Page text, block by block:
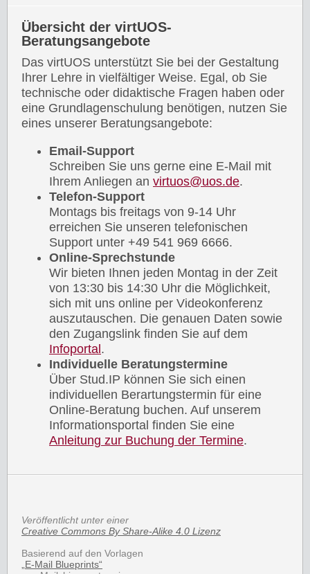
Übersicht der virtUOS-
Beratungsangebote
Das virtUOS unterstützt Sie bei der Gestaltung
Ihrer Lehre in vielfältiger Weise. Egal, ob Sie
technische oder didaktische Fragen haben oder
eine Grundlagenschulung benötigen, nutzen Sie
eines unserer Beratungsangebote:
Email-Support
Schreiben Sie uns gerne eine E-Mail mit
Ihrem Anliegen an virtuos@uos.de.
Telefon-Support
Montags bis freitags von 9-14 Uhr
erreichen Sie unseren telefonischen
Support unter +49 541 969 6666.
Online-Sprechstunde
Wir bieten Ihnen jeden Montag in der Zeit
von 13:30 bis 14:30 Uhr die Möglichkeit,
sich mit uns online per Videokonferenz
auszutauschen. Die genauen Daten sowie
den Zugangslink finden Sie auf dem
Infoportal .
Individuelle Beratungstermine
Über Stud.IP können Sie sich einen
individuellen Berartungstermin für eine
Online-Beratung buchen. Auf unserem
Informationsportal finden Sie eine
Anleitung zur Buchung der Termine.
Veröffentlicht unter einer
Creative Commons By Share-Alike 4.0 Lizenz
Basierend auf den Vorlagen
„E-Mail Blueprints“